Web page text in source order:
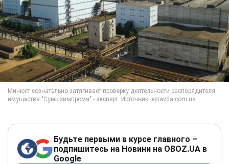
Будьте первыми в курсе главного –
подпишитесь на Новини на OBOZ.UA в
Google